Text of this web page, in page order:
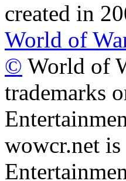
created in
World of
© World of
trademarks
wowcr.net